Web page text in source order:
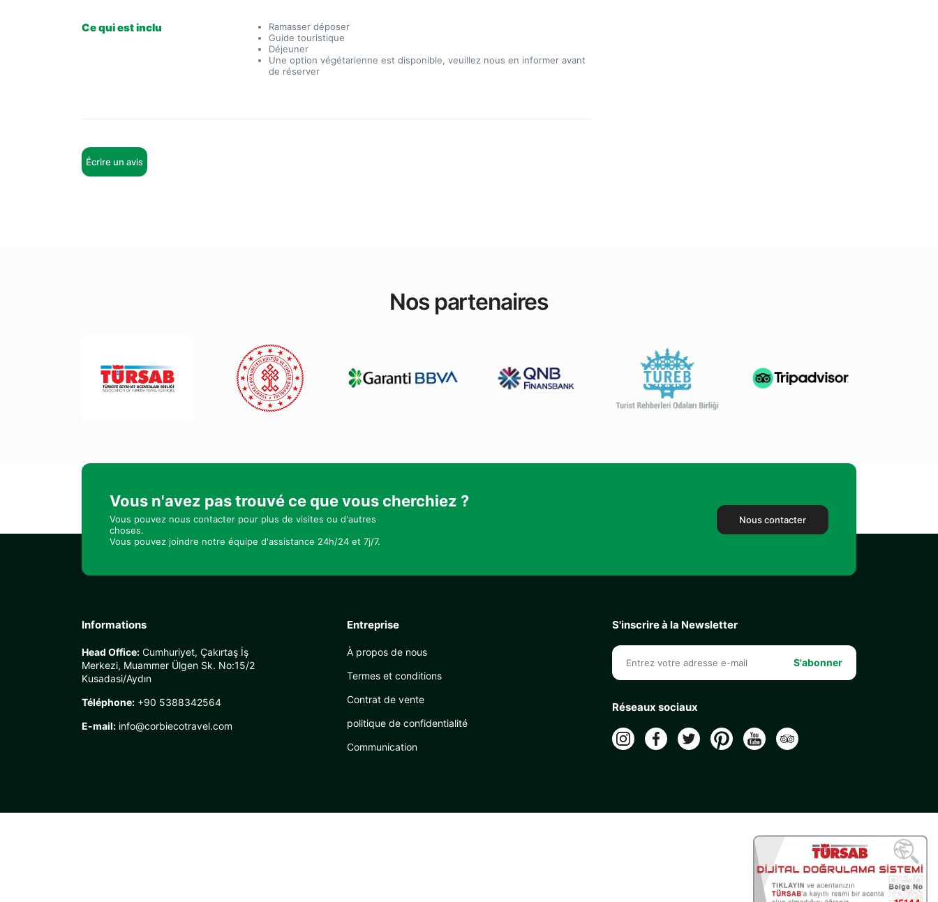
Ce qui est inclu
Ramasser déposer
Guide touristique
Déjeuner
Une option végétarienne est disponible, veuillez nous en informer avant
de réserver
Écrire un avis
Nos partenaires
Vous n'avez pas trouvé ce que vous cherchiez ?
Vous pouvez nous contacter pour plus de visites ou d'autres
choses.
Vous pouvez joindre notre équipe d'assistance 24h/24 et 7j/7.
Nous contacter
Informations
Head Office: Cumhuriyet, Çakırtaş İş
Merkezi, Muammer Ülgen Sk. No:15/2
Kusadasi/Aydın
Téléphone: +90 5388342564
E-mail: info@corbiecotravel.com
Entreprise
À propos de nous
Termes et conditions
Contrat de vente
politique de confidentialité
Communication
S'inscrire à la Newsletter
S'abonner
Réseaux sociaux